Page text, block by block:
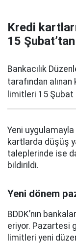
Kredi
15
Bankacılık
tarafından
limitleri 15 Şubat
Yeni
kartlarda düşüş
taleplerinde ise
bildirildi.
Yeni dönem
BDDK’nın
eriyor. Pazartesi
limitleri yeni